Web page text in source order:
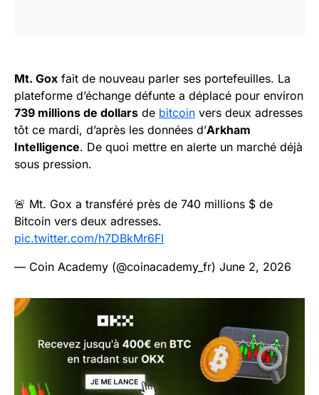
Mt. Gox fait de nouveau parler ses portefeuilles. La
plateforme d’échange défunte a déplacé pour environ
739 millions de dollars de bitcoin vers deux adresses
tôt ce mardi, d’après les données d’Arkham
Intelligence. De quoi mettre en alerte un marché déjà
sous pression.
🚨 Mt. Gox a transféré près de 740 millions $ de
Bitcoin vers deux adresses.
pic.twitter.com/h7DBkMr6FI
— Coin Academy (@coinacademy_fr) June 2, 2026